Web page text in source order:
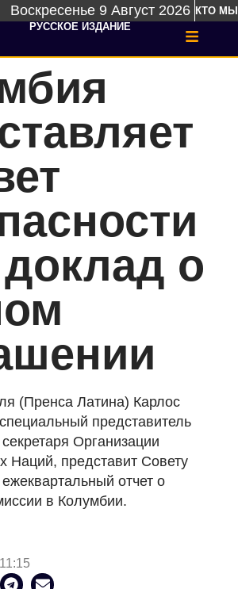
Воскресенье 9 Август 2026 КТО МЫ
РУССКОЕ ИЗДАНИЕ
о
(Пренса Латина) Карлос
представитель
Организации
Наций, представит Совету
отчет о
в Колумбии.